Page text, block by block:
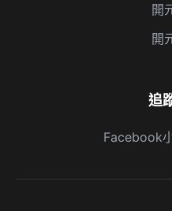
開
開
追
Facebook